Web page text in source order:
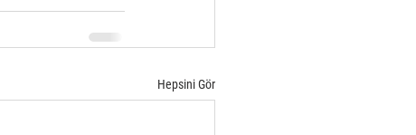
Hepsini Gör